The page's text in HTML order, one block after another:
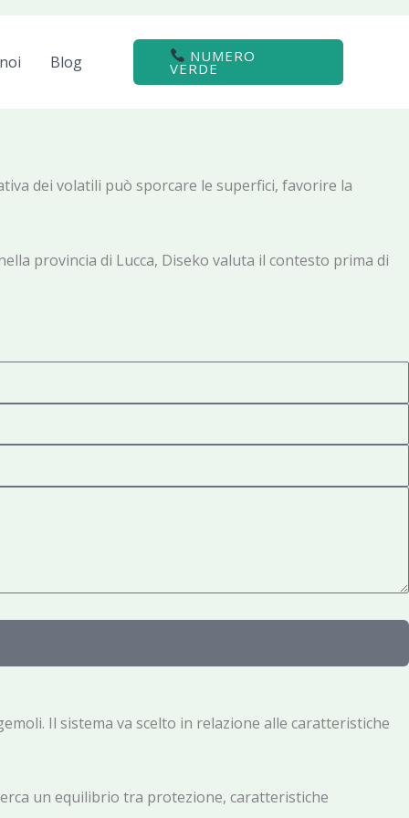
Blog NUMERO
VERDE
dei volatili può sporcare le superfici, favorire la
provincia di Lucca, Diseko valuta il contesto prima di
Il sistema va scelto in relazione alle caratteristiche
un equilibrio tra protezione, caratteristiche